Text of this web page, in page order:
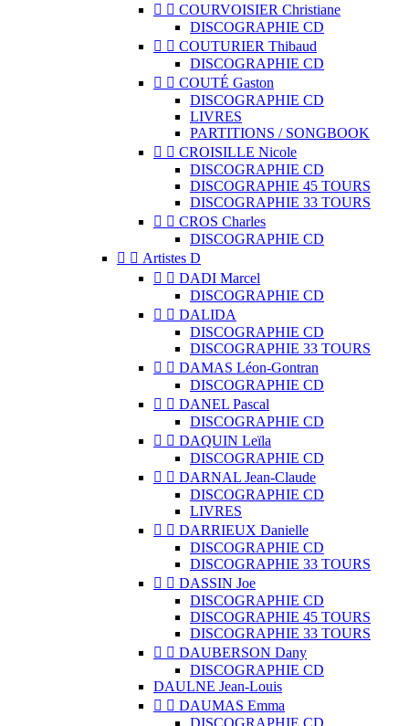
  COURVOISIER Christiane
DISCOGRAPHIE CD
  COUTURIER Thibaud
DISCOGRAPHIE CD
  COUTÉ Gaston
DISCOGRAPHIE CD
LIVRES
PARTITIONS / SONGBOOK
  CROISILLE Nicole
DISCOGRAPHIE CD
DISCOGRAPHIE 45 TOURS
DISCOGRAPHIE 33 TOURS
  CROS Charles
DISCOGRAPHIE CD
  Artistes D
  DADI Marcel
DISCOGRAPHIE CD
  DALIDA
DISCOGRAPHIE CD
DISCOGRAPHIE 33 TOURS
  DAMAS Léon-Gontran
DISCOGRAPHIE CD
  DANEL Pascal
DISCOGRAPHIE CD
  DAQUIN Leïla
DISCOGRAPHIE CD
  DARNAL Jean-Claude
DISCOGRAPHIE CD
LIVRES
  DARRIEUX Danielle
DISCOGRAPHIE CD
DISCOGRAPHIE 33 TOURS
  DASSIN Joe
DISCOGRAPHIE CD
DISCOGRAPHIE 45 TOURS
DISCOGRAPHIE 33 TOURS
  DAUBERSON Dany
DISCOGRAPHIE CD
DAULNE Jean-Louis
  DAUMAS Emma
DISCOGRAPHIE CD